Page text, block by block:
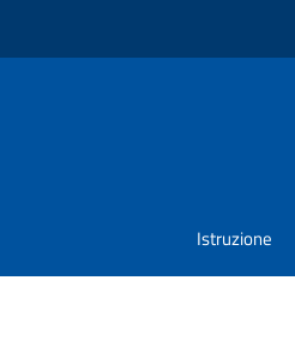
Istruzione